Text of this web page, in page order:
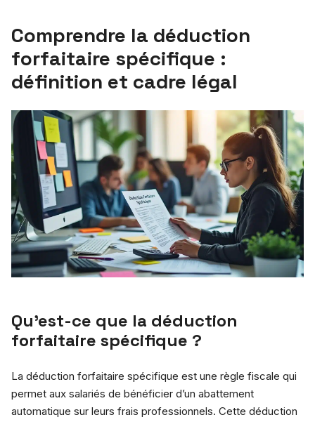
Comprendre la déduction
forfaitaire spécifique :
définition et cadre légal
Qu’est-ce que la déduction
forfaitaire spécifique ?
La déduction forfaitaire spécifique est une règle fiscale qui
permet aux salariés de bénéficier d’un abattement
automatique sur leurs frais professionnels. Cette déduction